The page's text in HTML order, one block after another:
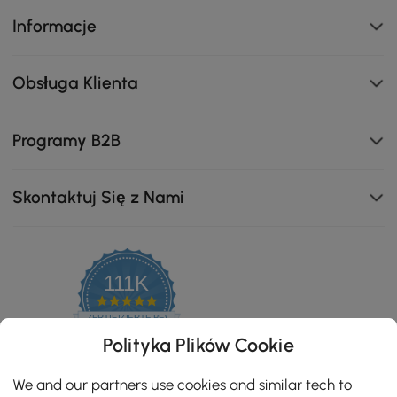
Niezwykle trwały i stylowy, idealny do nowoczesnych
domów wymagających wytrzymałych, eleganckich
powierzchni.
Informacje
Obsługa Klienta
Programy B2B
Skontaktuj Się z Nami
111K
4.8
star
ZERTIFIZIERTE BEWERTUNGEN
Polityka Plików Cookie
We and our partners use cookies and similar tech to